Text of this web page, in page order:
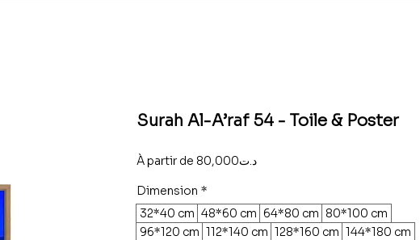
Surah Al-A’raf 54 - Toile & Poster
À partir de 80,000د.تPrix
Dimension *
32*40 cm 48*60 cm 64*80 cm 80*100 cm
96*120 cm 112*140 cm 128*160 cm 144*180 cm